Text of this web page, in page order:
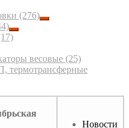
(276)
весовые (25)
термотрансферные
Новости